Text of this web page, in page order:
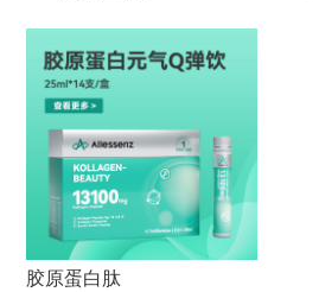
胶原蛋白肽